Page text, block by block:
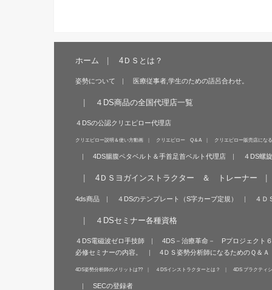
ホーム 4ＤＳとは？
姿勢について 医療従事者,学生のための語呂合わせ。
４DS商品の全国代理店一覧
４DSの公認クリエピロー代理店
クリエピロー説明＆使い方動画 クリエピロー Q＆A クリエピロー販売店にな
4DS腸腹ペタベルト＆手首足首ベルト代理店 ４DS螺
4ＤＳヨガインストラクター ＆ トレーナー
4ds商品 ４DSのテンプレート（S字カーブ定規） ４Ｄ
４DSセミナー各種資格
４DS電磁波ゼロ手技師
4DS－治療革命－ Pプロジェクト
必修セミナーの内容。
4ＤＳ姿勢分析師になるためのＱ＆Ａ
4DS姿勢分析師のメリットは?? ４DSインストラクターとは？ 4DS プラクティ
SECの登録者